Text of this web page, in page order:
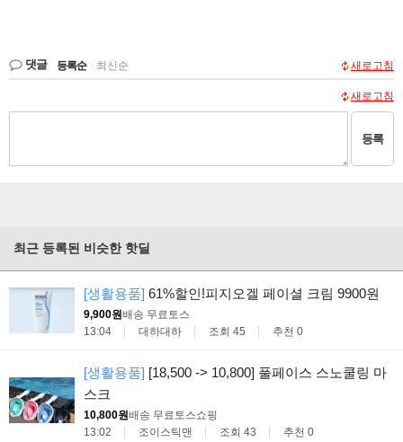
댓글 등록순 최신순 새로고침
새로고침
등록
최근 등록된 비슷한 핫딜
[생활용품] 61%할인!피지오겔 페이셜 크림 9900원
9,900원배송 무료토스
13:04
대하대하 조회 45 추천 0
[생활용품] [18,500 -> 10,800] 풀페이스 스노쿨링 마
스크
10,800원배송 무료토스쇼핑
13:02
조이스틱맨 조회 43 추천 0